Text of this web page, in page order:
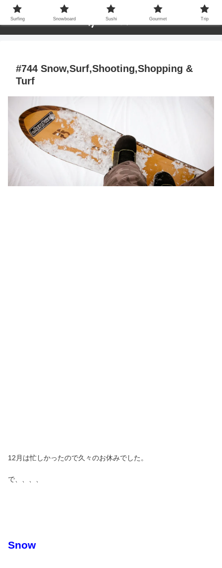
#744 Snow,Surf,Shooting,Shopping &
Turf
12月は忙しかったので久々のお休みでした。
で、、、、
Snow
Surfing Snowboard Sushi Gourmet Trip